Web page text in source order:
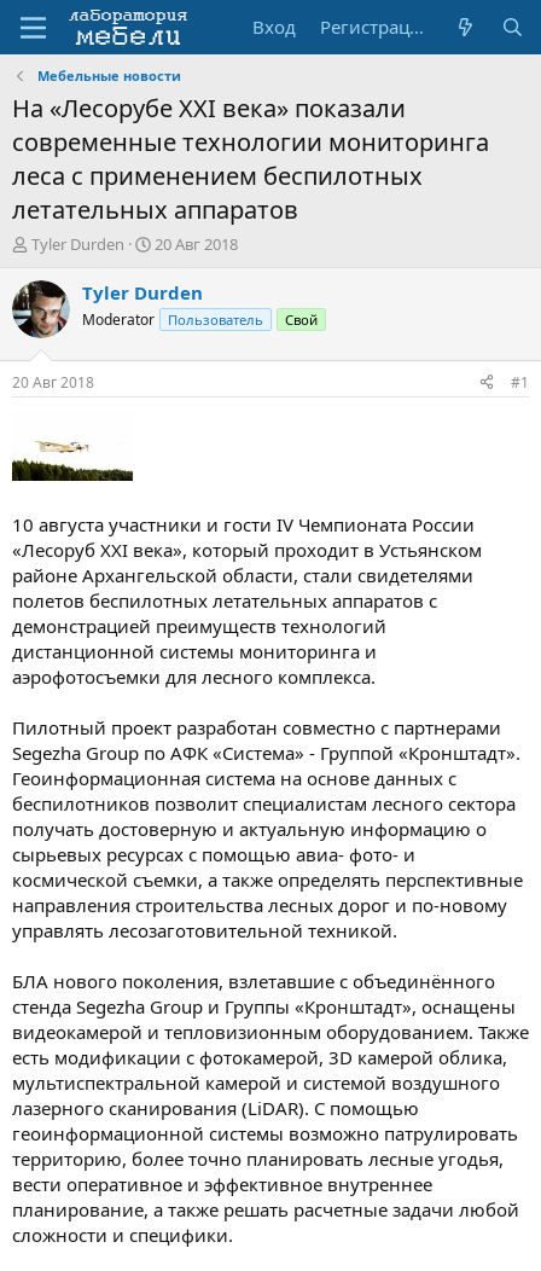
Вход Регистрация
Мебельные новости
На «Лесорубе XXI века» показали
современные технологии мониторинга
леса с применением беспилотных
летательных аппаратов
А
т
о
р
т
е
м
Tyler Durden
Д
т
а
н
а
20 Авг 2018
Tyler Durden
Moderator Пользователь Свой
20 Авг 2018 #1
10 августа участники и гости IV Чемпионата России
«Лесоруб XXI века», который проходит в Устьянском
районе Архангельской области, стали свидетелями
полетов беспилотных летательных аппаратов с
демонстрацией преимуществ технологий
дистанционной системы мониторинга и
аэрофотосъемки для лесного комплекса.
Пилотный проект разработан совместно с партнерами
Segezha Group по АФК «Система» - Группой «Кронштадт».
Геоинформационная система на основе данных с
беспилотников позволит специалистам лесного сектора
получать достоверную и актуальную информацию о
сырьевых ресурсах с помощью авиа- фото- и
космической съемки, а также определять перспективные
направления строительства лесных дорог и по-новому
управлять лесозаготовительной техникой.
БЛА нового поколения, взлетавшие с объединённого
стенда Segezha Group и Группы «Кронштадт», оснащены
видеокамерой и тепловизионным оборудованием. Также
есть модификации с фотокамерой, 3D камерой облика,
мультиспектральной камерой и системой воздушного
лазерного сканирования (LiDAR). С помощью
геоинформационной системы возможно патрулировать
территорию, более точно планировать лесные угодья,
вести оперативное и эффективное внутреннее
планирование, а также решать расчетные задачи любой
сложности и специфики.